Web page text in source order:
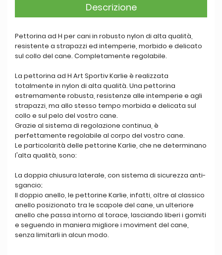
Descrizione
Pettorina ad H per cani in robusto nylon di alta qualità,
resistente a strapazzi ed intemperie, morbido e delicato
sul collo del cane. Completamente regolabile.
La pettorina ad H Art Sportiv Karlie è realizzata
totalmente in nylon di alta qualità. Una pettorina
estremamente robusta, resistenze alle intemperie e agli
strapazzi, ma allo stesso tempo morbida e delicata sul
collo e sul pelo del vostro cane.
Grazie al sistema di regolazione continua, è
perfettamente regolabile al corpo del vostro cane.
Le particolarità delle pettorine Karlie, che ne determinano
l'alta qualità, sono:
La doppia chiusura laterale, con sistema di sicurezza anti-
sgancio;
Il doppio anello, le pettorine Karlie, infatti, oltre al classico
anello posizionato tra le scapole del cane, un ulteriore
anello che passa intorno al torace, lasciando liberi i gomiti
e seguendo in maniera migliore i moviment del cane,
senza limitarli in alcun modo.